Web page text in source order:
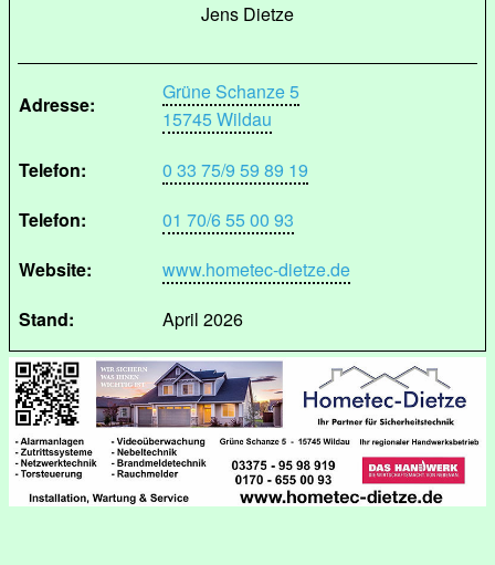
Jens Dietze
Adresse:
Grüne Schanze 5
15745 Wildau
Telefon:
0 33 75/9 59 89 19
Telefon:
01 70/6 55 00 93
Website:
www.hometec-dietze.de
Stand:
April 2026